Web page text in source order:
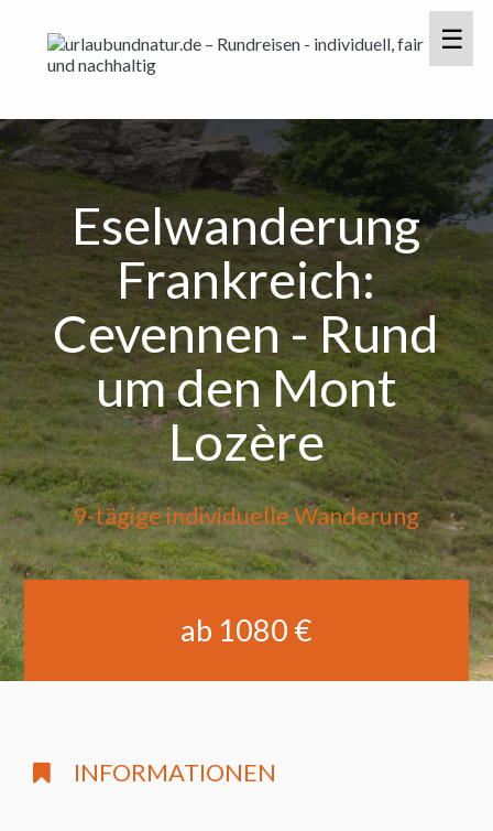
Eselwanderung
Frankreich:
Cevennen - Rund
um den Mont
Lozère
9-tägige individuelle Wanderung
ab 1080 €
INFORMATIONEN